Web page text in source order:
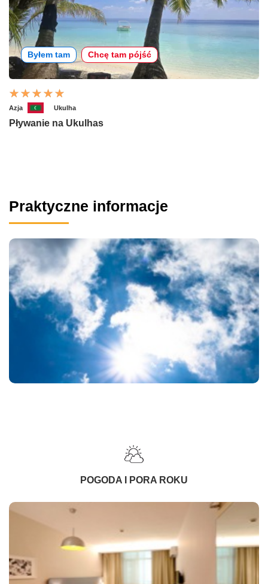
Byłem tam Chcę tam pójść
Azja Ukulha
Pływanie na Ukulhas
Praktyczne informacje
POGODA I PORA ROKU